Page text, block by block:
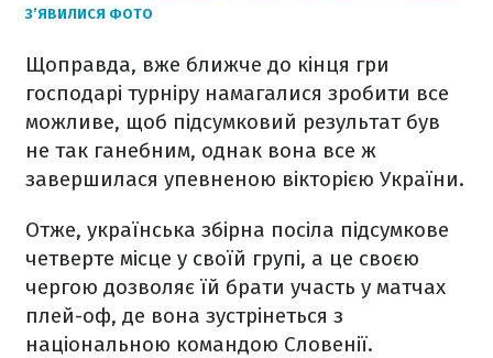
З’ЯВИЛИСЯ ФОТО
Щоправда, вже ближче до кінця гри
господарі турніру намагалися зробити все
можливе, щоб підсумковий результат був
не так ганебним, однак вона все ж
завершилася упевненою вікторією України.
Отже, українська збірна посіла підсумкове
четверте місце у своїй групі, а це своєю
чергою дозволяє їй брати участь у матчах
плей-оф, де вона зустрінеться з
національною командою Словенії.